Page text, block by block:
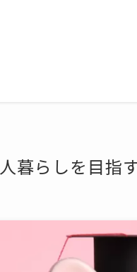
暮らしを目指